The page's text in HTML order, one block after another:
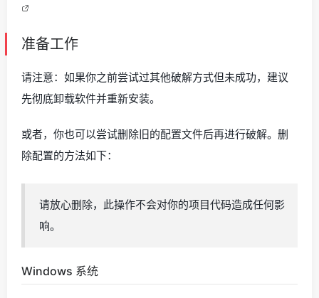
准备工作
请注意：如果你之前尝试过其他破解方式但未成功，建议
先彻底卸载软件并重新安装。
或者，你也可以尝试删除旧的配置文件后再进行破解。删
除配置的方法如下：
请放心删除，此操作不会对你的项目代码造成任何影
响。
Windows 系统